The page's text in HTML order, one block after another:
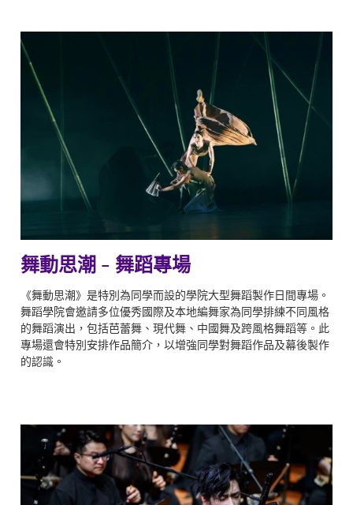
舞動思潮 - 舞蹈專場
《舞動思潮》是特別為同學而設的學院大型舞蹈製作日間專場。
舞蹈學院會邀請多位優秀國際及本地編舞家為同學排練不同風格
的舞蹈演出，包括芭蕾舞、現代舞、中國舞及跨風格舞蹈等。此
專場還會特別安排作品簡介，以增強同學對舞蹈作品及幕後製作
的認識。